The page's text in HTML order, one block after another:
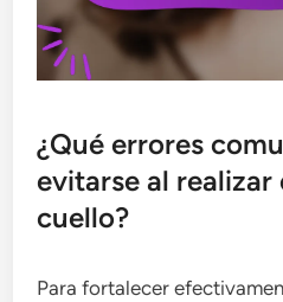
¿Qué errores
evitarse al realizar
cuello?
Para fortalecer